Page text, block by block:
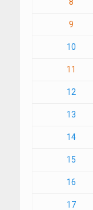
9
10
11
12
13
14
15
16
17